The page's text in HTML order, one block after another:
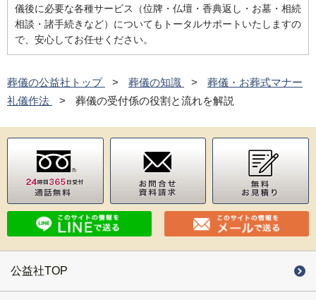
儀後に必要な各種サービス（位牌・仏壇・香典返し・お墓・相続
相談・諸手続きなど）についてもトータルサポートいたしますの
で、安心してお任せください。
葬儀の公益社トップ 葬儀の知識
葬儀・お葬式マナー
礼儀作法
葬儀の受付係の役割と流れを解説
公益社TOP